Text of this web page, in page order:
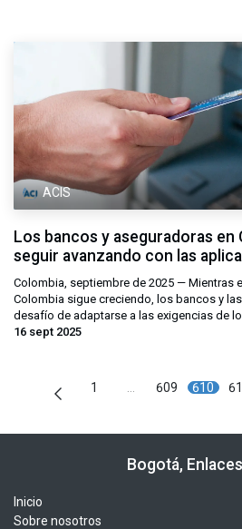
ACIS
Los bancos y aseguradoras en
seguir avanzando con las
Colombia, septiembre de 2025 — Mientras
Colombia sigue creciendo, los bancos y
desafío de adaptarse a las exigencias de
16 sept 2025
1 609 610
Bogotá,
Inicio
Sobre nosotros